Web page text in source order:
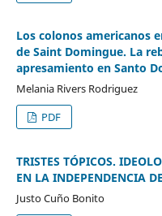
Los colonos americanos
de Saint Domingue. La
apresamiento en Santo
Melania Rivers Rodriguez
PDF
TRISTES TÓPICOS.
EN LA INDEPENDENCIA
Justo Cuño Bonito